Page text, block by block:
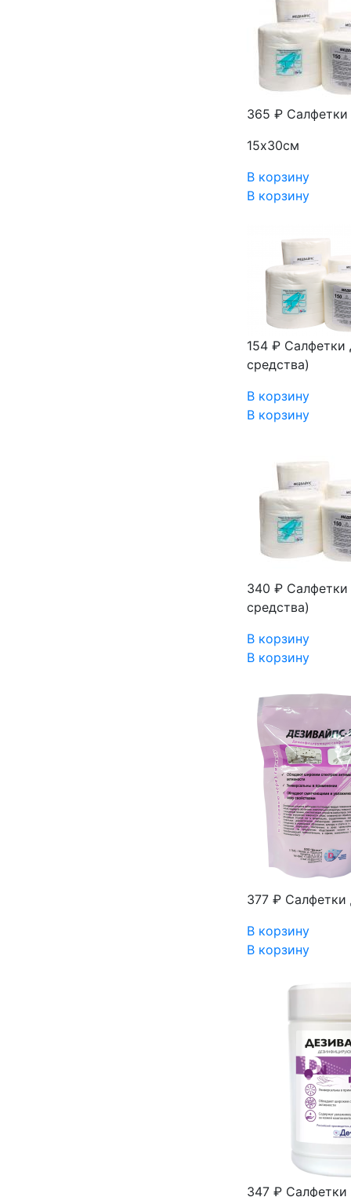
365 ₽
15х30см
В корзину
В корзину
154 ₽ Салфетки
средства)
В корзину
В корзину
340 ₽
средства)
В корзину
В корзину
377 ₽
В корзину
В корзину
347 ₽